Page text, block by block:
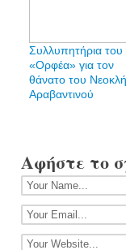
Συλλυπητήρια του
«Ορφέα» για τον
θάνατο του Νεοκλή
Αραβαντινού
Αφήστε το